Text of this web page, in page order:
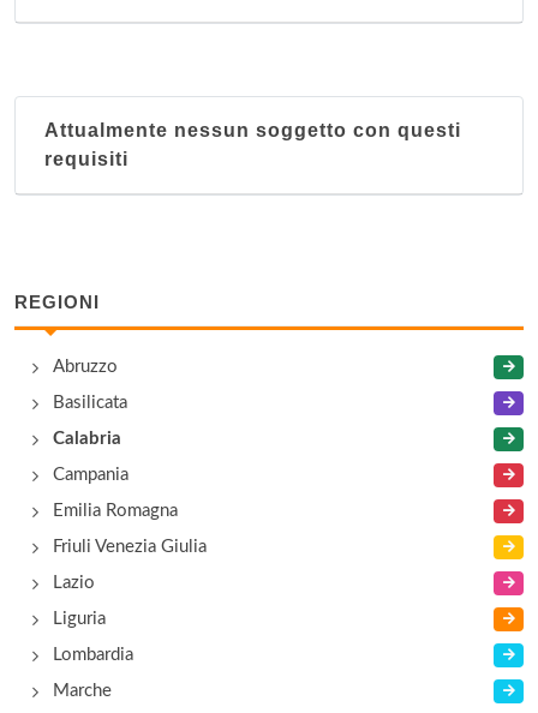
Attualmente nessun soggetto con questi
requisiti
REGIONI
Abruzzo
Basilicata
Calabria
Campania
Emilia Romagna
Friuli Venezia Giulia
Lazio
Liguria
Lombardia
Marche